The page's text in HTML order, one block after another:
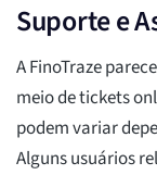
Suporte e
A FinoTraze
meio de tickets
podem variar
Alguns usuários